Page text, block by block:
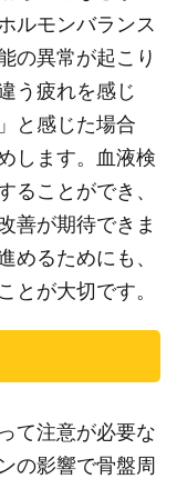
ルモンバランス
の異常が起こり
う疲れを感じ
と感じた場合
します。血液検
ることができ、
善が期待できま
めるためにも、
とが大切です。
て注意が必要な
の影響で骨盤周